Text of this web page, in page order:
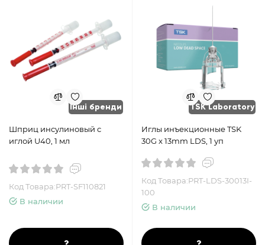
Інші бренди
Шприц инсулиновый с
иглой U40, 1 мл
Код Товара:PRT-SF110821
В наличии
TSK Laboratory
Иглы инъекционные TSK
30G x 13mm LDS, 1 уп
Код Товара:PRT-LDS-30013I-
100
В наличии